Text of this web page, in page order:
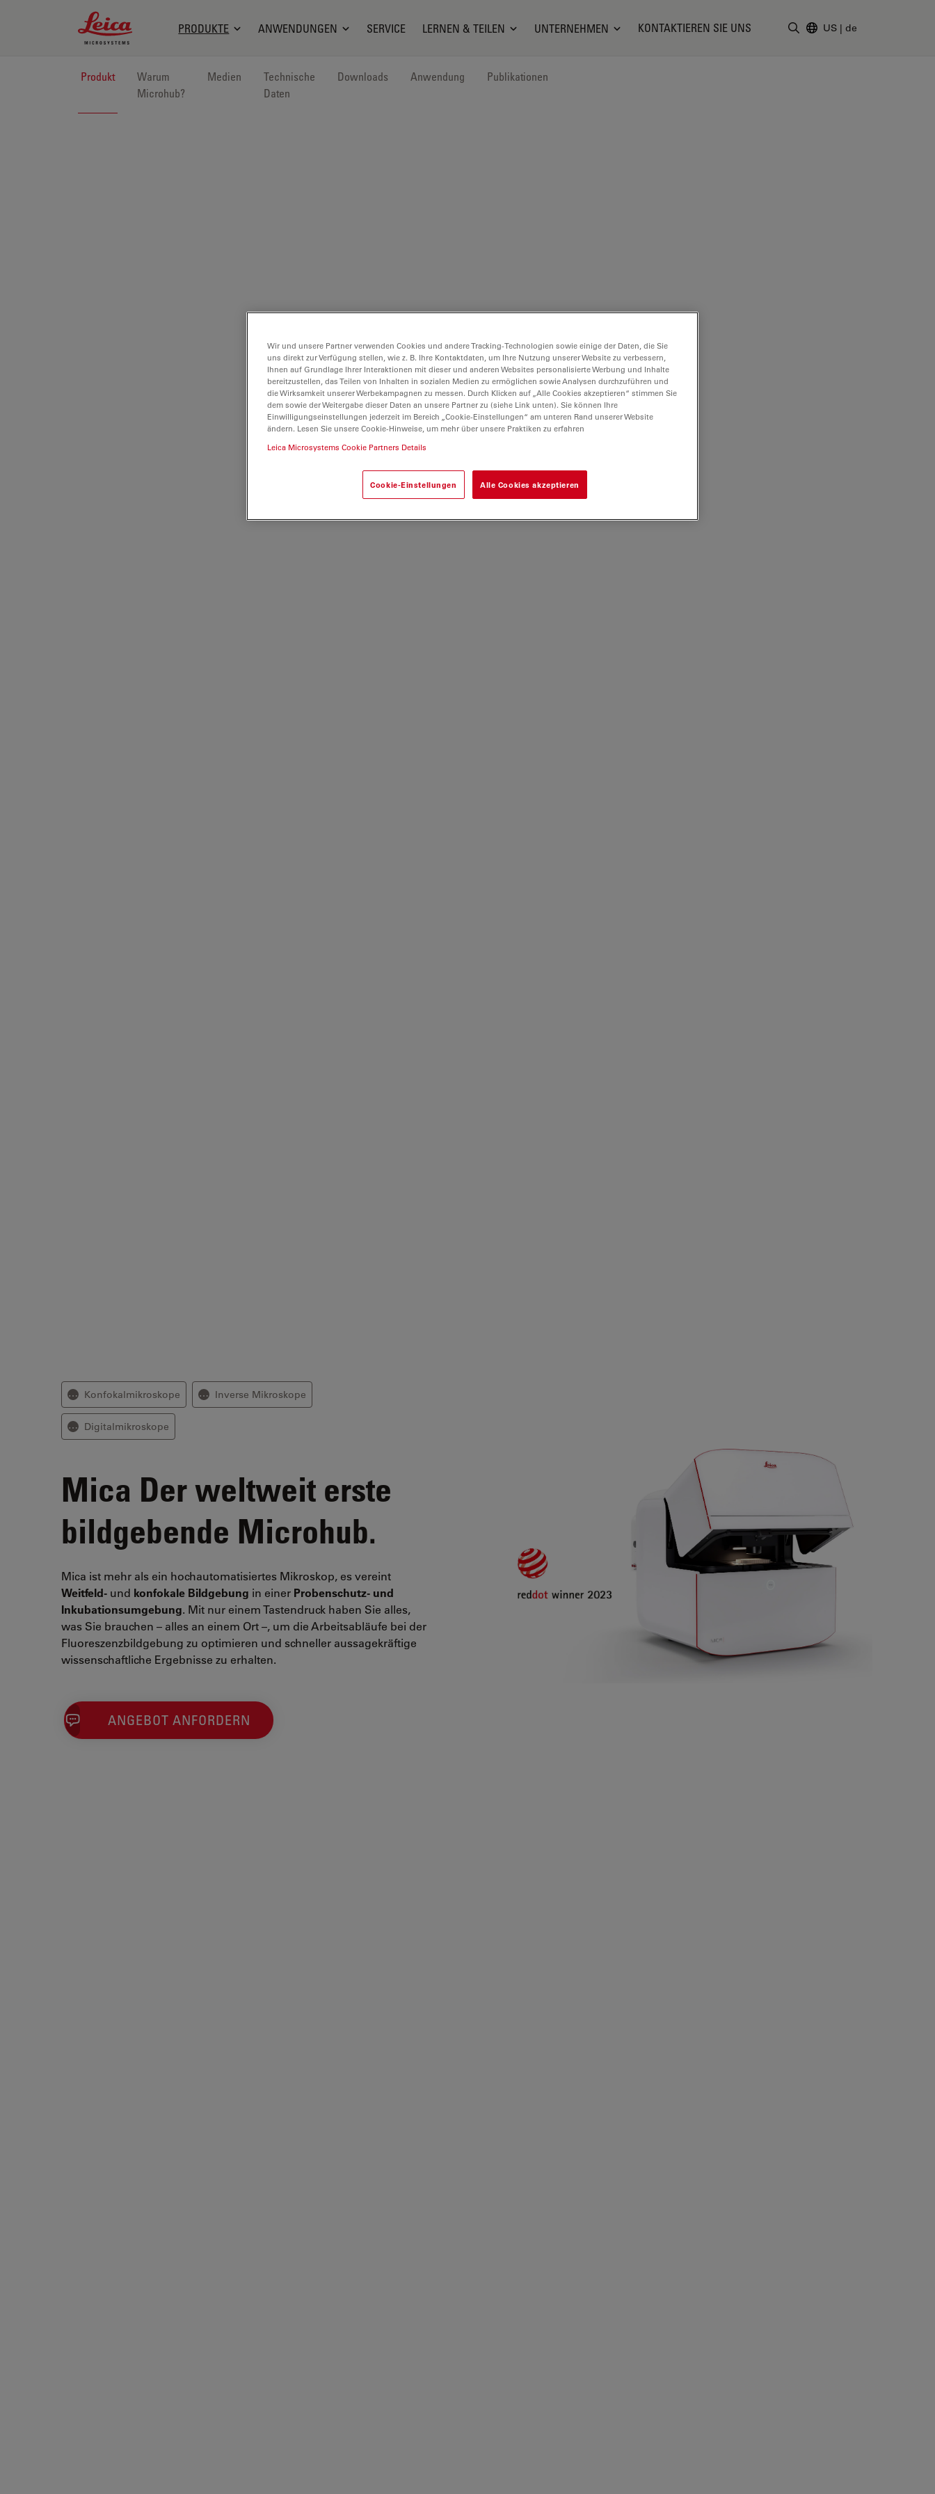
Leica Microsystems Logo
PRODUKTE ANWENDUNGEN SERVICE LERNEN & TEILEN UNTERNEHMEN KONTAKTIEREN SIE UNS US | de
Produkt
Warum
Microhub?
Medien
Technische
Daten
Downloads Anwendung Publikationen
⋯ Konfokalmikroskope ⋯ Inverse Mikroskope
⋯ Digitalmikroskope
Mica Der weltweit erste
bildgebende Microhub.
Mica ist mehr als ein hochautomatisiertes Mikroskop, es vereint
Weitfeld- und konfokale Bildgebung in einer Probenschutz- und
Inkubationsumgebung. Mit nur einem Tastendruck haben Sie alles,
was Sie brauchen – alles an einem Ort –, um die Arbeitsabläufe bei der
Fluoreszenzbildgebung zu optimieren und schneller aussagekräftige
wissenschaftliche Ergebnisse zu erhalten.
ANGEBOT ANFORDERN
Wir und unsere Partner verwenden Cookies und andere Tracking-Technologien sowie einige der Daten, die Sie
uns direkt zur Verfügung stellen, wie z. B. Ihre Kontaktdaten, um Ihre Nutzung unserer Website zu verbessern,
Ihnen auf Grundlage Ihrer Interaktionen mit dieser und anderen Websites personalisierte Werbung und Inhalte
bereitzustellen, das Teilen von Inhalten in sozialen Medien zu ermöglichen sowie Analysen durchzuführen und
die Wirksamkeit unserer Werbekampagnen zu messen. Durch Klicken auf „Alle Cookies akzeptieren“ stimmen Sie
dem sowie der Weitergabe dieser Daten an unsere Partner zu (siehe Link unten). Sie können Ihre
Einwilligungseinstellungen jederzeit im Bereich „Cookie-Einstellungen“ am unteren Rand unserer Website
ändern. Lesen Sie unsere Cookie-Hinweise, um mehr über unsere Praktiken zu erfahren
Leica Microsystems Cookie Partners Details
Cookie-Einstellungen Alle Cookies akzeptieren